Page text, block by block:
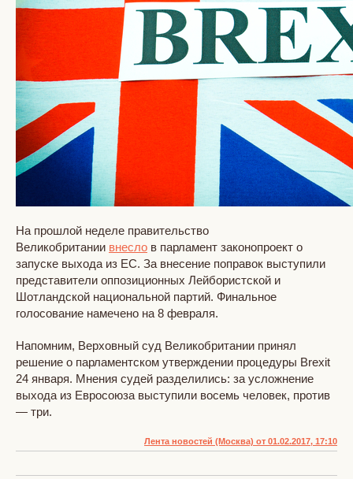
На прошлой неделе правительство
Великобритании внесло в парламент законопроект о
запуске выхода из ЕС. За внесение поправок выступили
представители оппозиционных Лейбористской и
Шотландской национальной партий. Финальное
голосование намечено на 8 февраля.
Напомним, Верховный суд Великобритании принял
решение о парламентском утверждении процедуры Brexit
24 января. Мнения судей разделились: за усложнение
выхода из Евросоюза выступили восемь человек, против
— три.
Лента новостей (Москва) от 01.02.2017, 17:10